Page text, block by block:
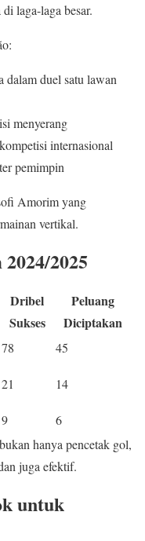
laga-laga besar.
duel satu lawan
menyerang
internasional
pemimpin
Amorim yang
vertikal.
2025
Dribel
Sukses
Peluang
Diciptakan
78
45
21 14
9
6
hanya pencetak gol,
juga efektif.
untuk